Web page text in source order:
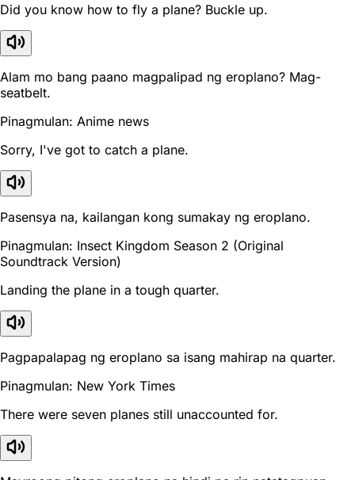
Did you know how to fly a plane? Buckle up.
Alam mo bang paano magpalipad ng eroplano? Mag-
seatbelt.
Pinagmulan: Anime news
Sorry, I've got to catch a plane.
Pasensya na, kailangan kong sumakay ng eroplano.
Pinagmulan: Insect Kingdom Season 2 (Original
Soundtrack Version)
Landing the plane in a tough quarter.
Pagpapalapag ng eroplano sa isang mahirap na quarter.
Pinagmulan: New York Times
There were seven planes still unaccounted for.